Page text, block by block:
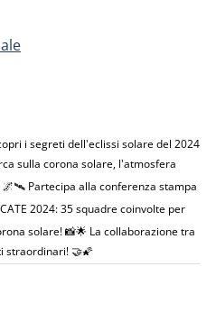
i segreti dell'eclissi solare del 2024
sulla corona solare, l'atmosfera
Partecipa alla conferenza stampa
2024: 35 squadre coinvolte per
solare! 📸🌟 La collaborazione tra
straordinari! 🤝🌠